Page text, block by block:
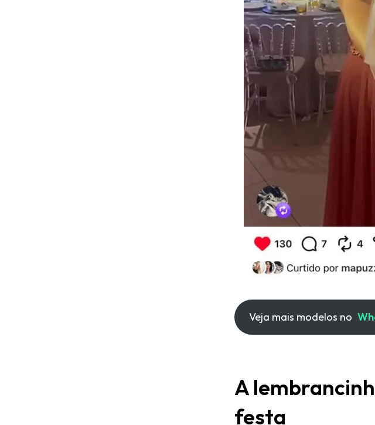
Veja mais modelos no
A
festa